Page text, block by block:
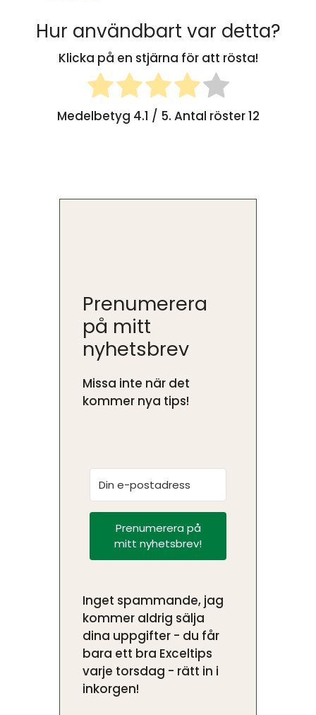
Hur användbart var detta?
Klicka på en stjärna för att rösta!
Medelbetyg 4.1 / 5. Antal röster12
Prenumerera
på mitt
nyhetsbrev
Missa inte när det
kommer nya tips!
Prenumerera på
mitt nyhetsbrev!
Inget spammande, jag
kommer aldrig sälja
dina uppgifter - du får
bara ett bra Exceltips
varje torsdag - rätt in i
inkorgen!